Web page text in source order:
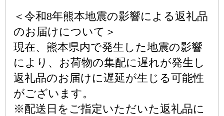
＜令和8年熊本地震の影響による返礼品
のお届けについて＞
現在、熊本県内で発生した地震の影響
により、お荷物の集配に遅れが発生し
返礼品のお届けに遅延が生じる可能性
がございます。
※配送日をご指定いただいた返礼品に